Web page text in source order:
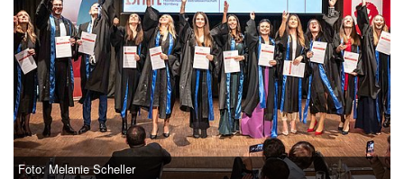
Foto: Melanie Scheller